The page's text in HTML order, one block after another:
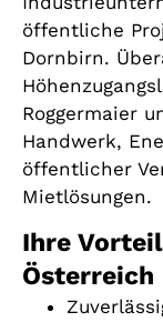
öffentliche
Dornbirn.
Roggermaier
Handwerk,
öffentlicher
Mietlösungen.
Ihre
Österreich